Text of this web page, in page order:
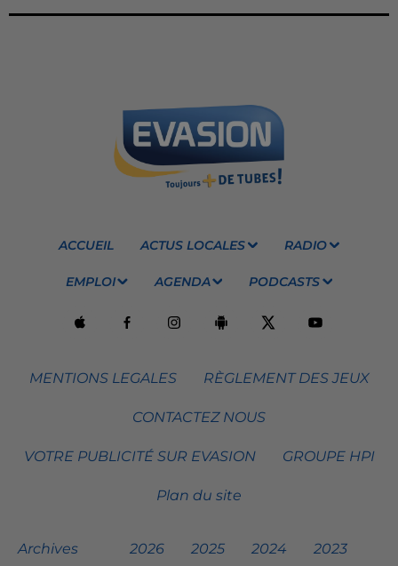
ACCUEIL ACTUS LOCALES RADIO
EMPLOI AGENDA PODCASTS
MENTIONS LEGALES RÈGLEMENT DES JEUX
CONTACTEZ NOUS
VOTRE PUBLICITÉ SUR EVASION GROUPE HPI
Plan du site
Archives 2026 2025 2024 2023